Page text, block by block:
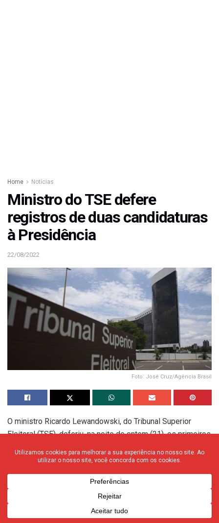
Home Notícias
Ministro do TSE defere
registros de duas candidaturas
à Presidência
22/08/2022
Foto: José Cruz/Agência Brasil
O ministro Ricardo Lewandowski, do Tribunal Superior
Eleitoral (TSE), deferiu, na noite de ontem (21), os primeiros
duas primeiras candidaturas deferidas são de Sofia
Manzano (PCB) e Vera Lúcia (PSTU).
As candidaturas dos vices Antonio Alves (PCB) e Raquel
Tremembé (PSTU) – que compõem as chapas de Sofia e
Vera, respectivamente – também tiveram seus registros